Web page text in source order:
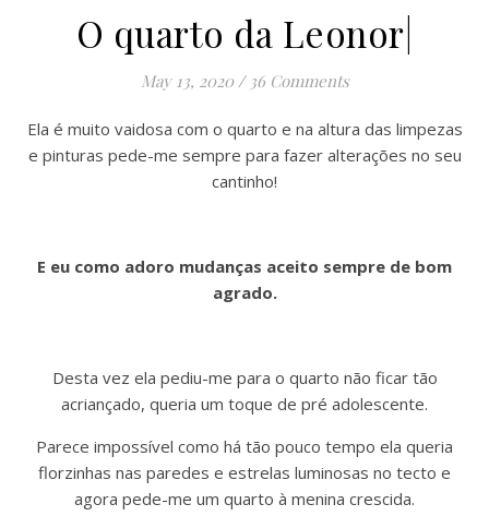
O quarto da Leonor|
May 13, 2020 / 36 Comments
Ela é muito vaidosa com o quarto e na altura das limpezas
e pinturas pede-me sempre para fazer alterações no seu
cantinho!
E eu como adoro mudanças aceito sempre de bom
agrado.
Desta vez ela pediu-me para o quarto não ficar tão
acriançado, queria um toque de pré adolescente.
Parece impossível como há tão pouco tempo ela queria
florzinhas nas paredes e estrelas luminosas no tecto e
agora pede-me um quarto à menina crescida.